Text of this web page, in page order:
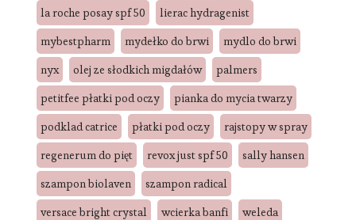
la roche posay spf 50
lierac hydragenist
mybestpharm
mydełko do brwi
mydlo do brwi
nyx
olej ze słodkich migdałów
palmers
petitfee płatki pod oczy
pianka do mycia twarzy
podklad catrice
płatki pod oczy
rajstopy w spray
regenerum do pięt
revox just spf 50
sally hansen
szampon biolaven
szampon radical
versace bright crystal
wcierka banfi
weleda